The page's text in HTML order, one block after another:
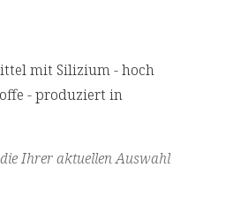
mit Silizium - hoch
- produziert in
Ihrer aktuellen Auswahl